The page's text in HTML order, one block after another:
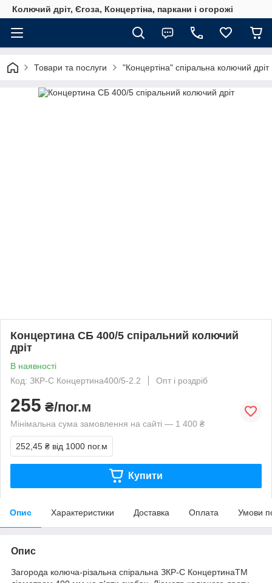
Колючий дріт, Єгоза, Концертіна, паркани і огорожі
Товари та послуги "Концертіна" спіральна колючий дріт
Концертина СБ 400/5 спіральний колючий
дріт
В наявності
Код: ЗКР-С Концертина400/5-2.2
Опт і роздріб
255 ₴/пог.м
Мінімальна сума замовлення на сайті — 1 400 ₴
252,45 ₴ від 1000 пог.м
Купити
Опис Характеристики Доставка Оплата Умови
Опис
Загорода колюча-різальна спіральна ЗКР-С КонцертинаTM